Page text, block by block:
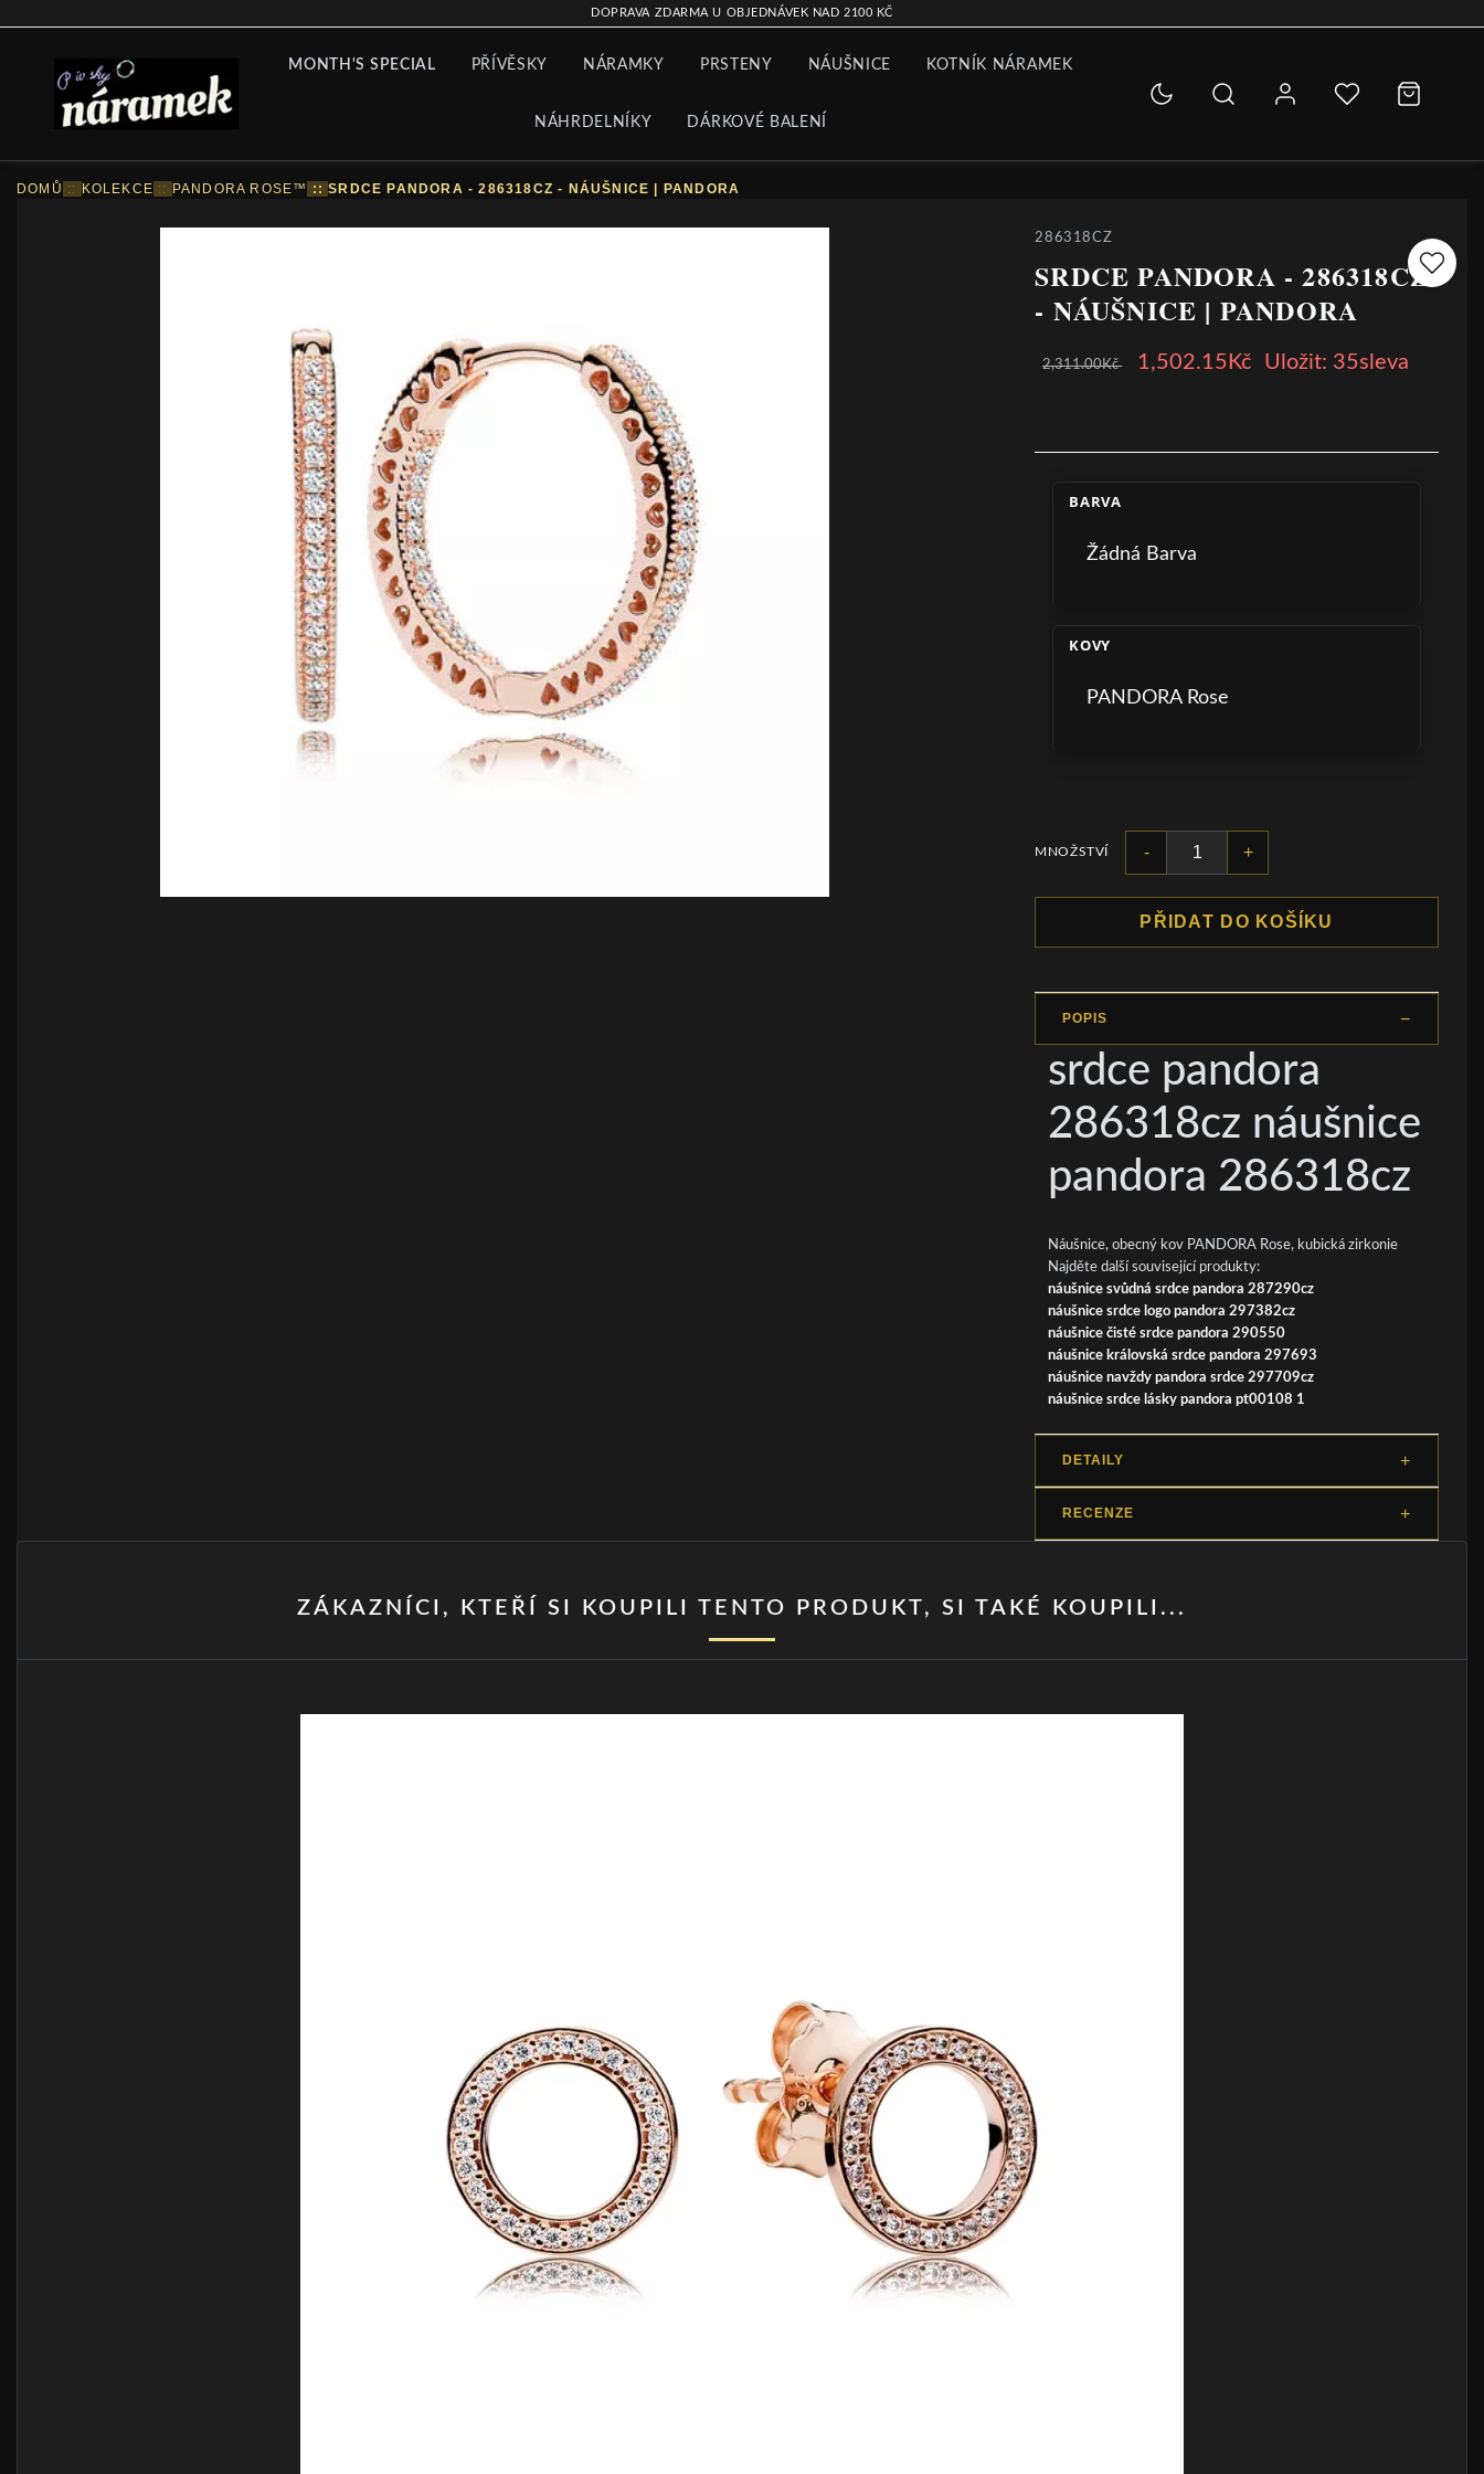
DOPRAVA ZDARMA U OBJEDNÁVEK NAD 2100 KČ
MONTH'S SPECIAL PŘÍVĚSKY NÁRAMKY PRSTENY NÁUŠNICE KOTNÍK NÁRAMEK
NÁHRDELNÍKY DÁRKOVÉ BALENÍ
DOMŮ :: KOLEKCE :: PANDORA ROSE™ ::SRDCE PANDORA - 286318CZ - NÁUŠNICE | PANDORA
286318CZ
SRDCE PANDORA - 286318CZ
- NÁUŠNICE | PANDORA
2,311.00Kč 1,502.15Kč Uložit: 35sleva
BARVA
Žádná Barva
KOVY
PANDORA Rose
MNOŽSTVÍ - +
PŘIDAT DO KOŠÍKU
POPIS
srdce pandora
286318cz náušnice
pandora 286318cz
Náušnice, obecný kov PANDORA Rose, kubická zirkonie
Najděte další související produkty:
náušnice svůdná srdce pandora 287290cz
náušnice srdce logo pandora 297382cz
náušnice čisté srdce pandora 290550
náušnice královská srdce pandora 297693
náušnice navždy pandora srdce 297709cz
náušnice srdce lásky pandora pt00108 1
DETAILY
RECENZE
ZÁKAZNÍCI, KTEŘÍ SI KOUPILI TENTO PRODUKT, SI TAKÉ KOUPILI...